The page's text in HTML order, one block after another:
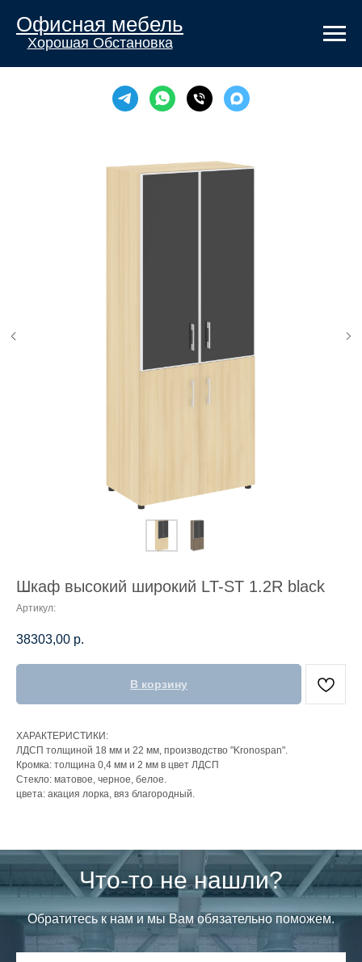
Офисная мебель
Хорошая Обстановка
Шкаф высокий широкий LT-ST 1.2R black
Артикул:
38303,00 р.
В корзину
ХАРАКТЕРИСТИКИ:
ЛДСП толщиной 18 мм и 22 мм, производство "Kronospan".
Кромка: толщина 0,4 мм и 2 мм в цвет ЛДСП
Стекло: матовое, черное, белое.
цвета: акация лорка, вяз благородный.
Что-то не нашли?
Обратитесь к нам и мы Вам обязательно поможем.